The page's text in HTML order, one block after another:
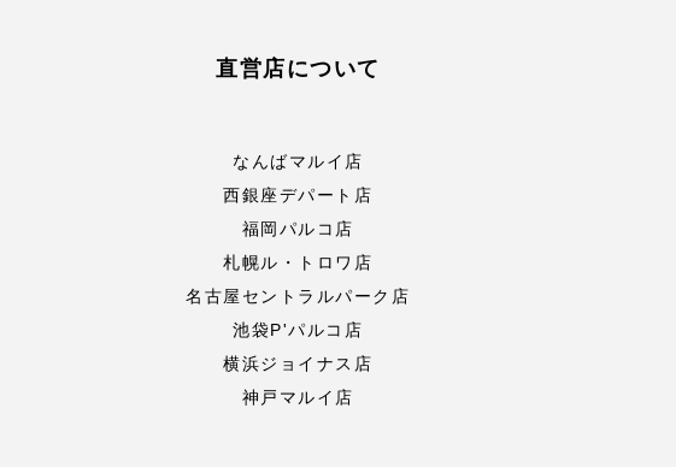
直営店について
なんばマルイ店
西銀座デパート店
福岡パルコ店
札幌ル・トロワ店
名古屋セントラルパーク店
池袋P'パルコ店
横浜ジョイナス店
神戸マルイ店